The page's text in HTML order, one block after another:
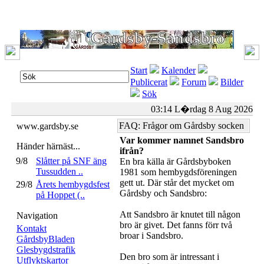
Start
Kalender
Publicerat
Forum
Bilder
Sök
03:14 L�rdag 8 Aug 2026
www.gardsby.se
Händer härnäst...
9/8
Slåtter på SNF äng
Tussudden ..
29/8 Årets hembygdsfest
på Hoppet (..
Navigation
Kontakt
GårdsbyBladen
Glesbygdstrafik
Utflyktskartor
FAQ: Frågor om Gårdsby socken
Var kommer namnet Sandsbro
ifrån?
En bra källa är Gårdsbyboken
1981 som hembygdsföreningen
gett ut. Där står det mycket om
Gårdsby och Sandsbro:
Att Sandsbro är knutet till någon
bro är givet. Det fanns förr två
broar i Sandsbro.
Den bro som är intressant i